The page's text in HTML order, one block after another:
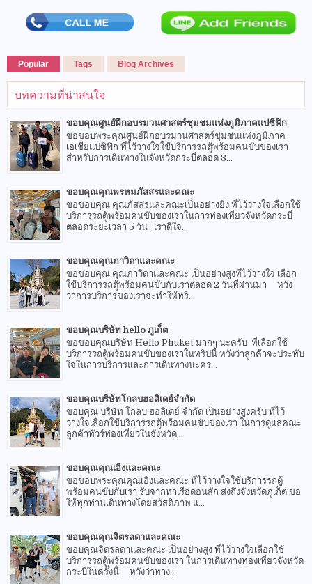
Popular Tags Blog Archives
บทความที่น่าสนใจ
ขอบคุณศูนย์ฝึกอบรมวนศาสตร์ชุมชมแห่งภูมิภาคแปซิฟิก
ขอขอบพระคุณศูนย์ฝึกอบรมวนศาสตร์ชุมชนแห่งภูมิภาค
เอเชียแปซิฟิก ที่ไว้วางใจใช้บริการรถตู้พร้อมคนขับของเรา
สำหรับการเดินทางในจังหวัดกระบี่ตลอด 3...
ขอบคุณคุณพรหมภัสสรและคณะ
ขอขอบคุณ คุณภัสสรและคณะเป็นอย่างยิ่ง ที่ไว้วางใจเลือกใช้
บริการรถตู้พร้อมคนขับของเราในการท่องเที่ยวจังหวัดกระบี่
ตลอดระยะเวลา 5 วัน เราดีใจ...
ขอบคุณคุณภาวิดาและคณะ
ขอขอบคุณ คุณภาวิดาและคณะ เป็นอย่างสูงที่ไว้วางใจ เลือก
ใช้บริการรถตู้พร้อมคนขับกับเราตลอด 2 วันที่ผ่านมา หวัง
ว่าการบริการของเราจะทำให้ทริ...
ขอบคุณบริษัท hello ภูเก็ต
ขอขอบคุณบริษัท Hello Phuket มากๆ นะครับ ที่เลือกใช้
บริการรถตู้พร้อมคนขับของเราในทริปนี้ หวังว่าลูกค้าจะประทับ
ใจในการบริการและการเดินทางนะคร...
ขอบคุณบริษัทโกลบฮอลิเดย์จำกัด
ขอบคุณ บริษัท โกลบ ฮอลิเดย์ จำกัด เป็นอย่างสูงครับ ที่ไว้
วางใจเลือกใช้บริการรถตู้พร้อมคนขับของเรา ในการดูแลคณะ
ลูกค้าทัวร์ท่องเที่ยวในจังหวัด...
ขอบคุณคุณเอิงและคณะ
ขอขอบพระคุณคุณเอิงและคณะ ที่ไว้วางใจใช้บริการรถตู้
พร้อมคนขับกับเรา รับจากท่าเรือดอนสัก ส่งถึงจังหวัดภูเก็ต ขอ
ให้ทุกท่านเดินทางโดยสวัสดิภาพ แ...
ขอบคุณคุณจิตรลดาและคณะ
ขอบคุณจิตรลดาและคณะ เป็นอย่างสูง ที่ไว้วางใจเลือกใช้
บริการรถตู้พร้อมคนขับของเรา ในการเดินทางท่องเที่ยวจังหวัด
กระบี่ในครั้งนี้ หวังว่าทาง...